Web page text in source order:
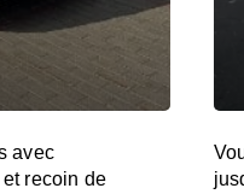
avec
recoin de